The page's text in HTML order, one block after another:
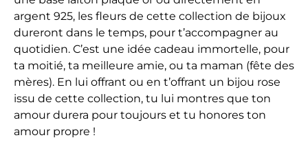
argent 925, les fleurs de cette collection de bijoux
dureront dans le temps, pour t’accompagner au
quotidien. C’est une idée cadeau immortelle, pour
ta moitié, ta meilleure amie, ou ta maman (fête des
mères). En lui offrant ou en t’offrant un bijou rose
issu de cette collection, tu lui montres que ton
amour durera pour toujours et tu honores ton
amour propre !